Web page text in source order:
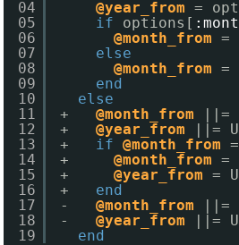
04
05
06
07
08
09
10
11
12
13
14
15
16
17
18
19
@year_from =
if
options[
@month_from =
else
@month_from =
end
else
+ @month_from ||=
+ @year_from
||=
+
if @month_from
+ @month_from =
+ @year_from =
+ end
- @month_from
||=
- @year_from
||=
end